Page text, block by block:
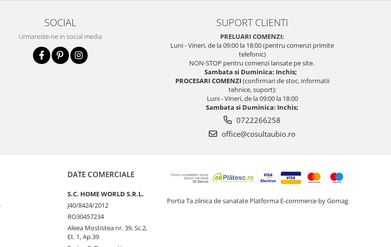
SOCIAL
Urmareste-ne in social media
SUPORT CLIENTI
PRELUARI COMENZI:
Luni - Vineri, de la 09:00 la 18:00 (pentru comenzi primite
telefonic)
NON-STOP pentru comenzi lansate pe site.
Sambata si Duminica: Inchis;
PROCESARI COMENZI(confirmari de stoc, informatii
tehnice, suport):
Luni - Vineri, de la 09:00 la 18:00
Sambata si Duminica: Inchis;
0722266258
office@cosultaubio.ro
DATE COMERCIALE
S.C. HOME WORLD S.R.L.
J40/8424/2012
RO30457234
Aleea Mostistea nr. 39, Sc.2,
Et. 1, Ap.39
Portia Ta zilnica de sanatate Platforma E-commerce by Gomag